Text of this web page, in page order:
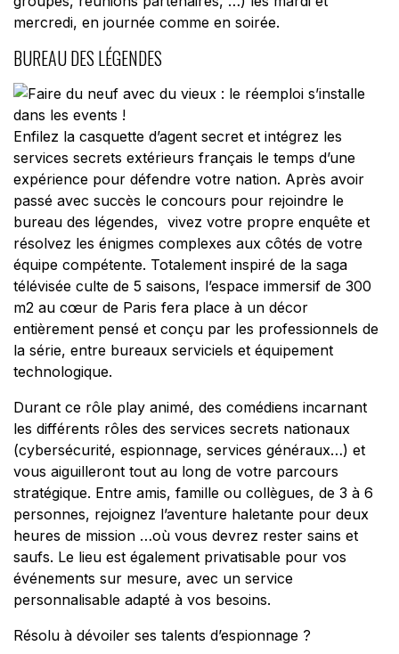
mercredi, en journée comme en soirée.
BUREAU DES LÉGENDES
Enfilez la casquette d’agent secret et intégrez les
services secrets extérieurs français le temps d’une
expérience pour défendre votre nation. Après avoir
passé avec succès le concours pour rejoindre le
bureau des légendes, vivez votre propre enquête et
résolvez les énigmes complexes aux côtés de votre
équipe compétente. Totalement inspiré de la saga
télévisée culte de 5 saisons, l’espace immersif de 300
m2 au cœur de Paris fera place à un décor
entièrement pensé et conçu par les professionnels de
la série, entre bureaux serviciels et équipement
technologique.
Durant ce rôle play animé, des comédiens incarnant
les différents rôles des services secrets nationaux
(cybersécurité, espionnage, services généraux…) et
vous aiguilleront tout au long de votre parcours
stratégique. Entre amis, famille ou collègues, de 3 à 6
personnes, rejoignez l’aventure haletante pour deux
heures de mission …où vous devrez rester sains et
saufs. Le lieu est également privatisable pour vos
événements sur mesure, avec un service
personnalisable adapté à vos besoins.
Résolu à dévoiler ses talents d’espionnage ?